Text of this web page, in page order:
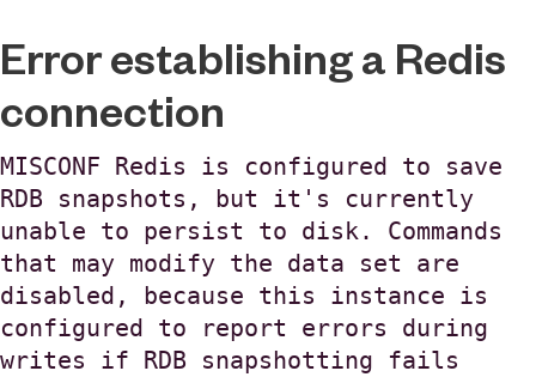
Error establishing a Redis
connection
MISCONF Redis is configured to save
RDB snapshots, but it's currently
unable to persist to disk. Commands
that may modify the data set are
disabled, because this instance is
configured to report errors during
writes if RDB snapshotting fails